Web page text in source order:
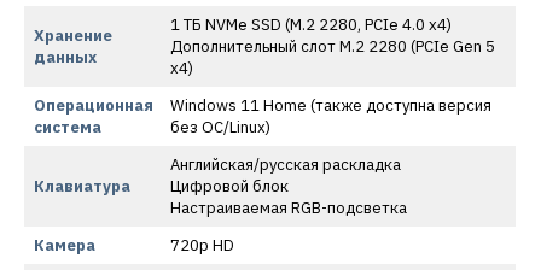
Хранение
данных
1 ТБ NVMe SSD (M.2 2280, PCIe 4.0 x4)
Дополнительный слот M.2 2280 (PCIe Gen 5
x4)
Операционная
система
Windows 11 Home (также доступна версия
без ОС/Linux)
Клавиатура
Английская/русская раскладка
Цифровой блок
Настраиваемая RGB-подсветка
Камера
720p HD